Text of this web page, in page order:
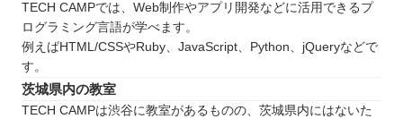
TECH CAMPでは、Web制作やアプリ開発などに活用できるプ
ログラミング言語が学べます。
例えばHTML/CSSやRuby、JavaScript、Python、jQueryなどで
す。
茨城県内の教室
TECH CAMPは渋谷に教室があるものの、茨城県内にはないた